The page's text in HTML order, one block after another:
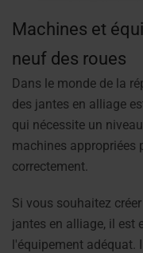
Machines et
neuf des roues
Dans le monde de la
des jantes en alliage
qui nécessite un
machines appropriées
correctement.
Si vous souhaitez
jantes en alliage, il est
l'équipement adéquat.